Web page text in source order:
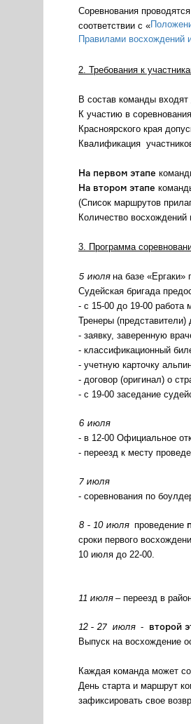
Соревнования проводятся
соответствии с «
Правилами восхождений
2. Требования к
В состав команды входят
К участию в
Красноярского края
Квалификация
На первом этапе
На втором этапе
(Список маршрутов
Количество восхождений
3. Программа
5 июляна базе «Ергаки»
Судейская бригада
- с 15-00 до 19-00 работа
Тренеры
- заявку, заверенную
- классификационный
- учетную карточку
- договор (оригинал) о
- с 19-00 заседание
6 июля
- в 12-00 Официальное
- переезд к месту
7 июля
- соревнования по
8 - 10 июляпроведение
сроки первого
10 июля до 22-00.
11 июля– переезд в
12 - 27 июля - второй
Выпуск на восхождение
Каждая команда может
День старта и маршрут
зафиксировать свое